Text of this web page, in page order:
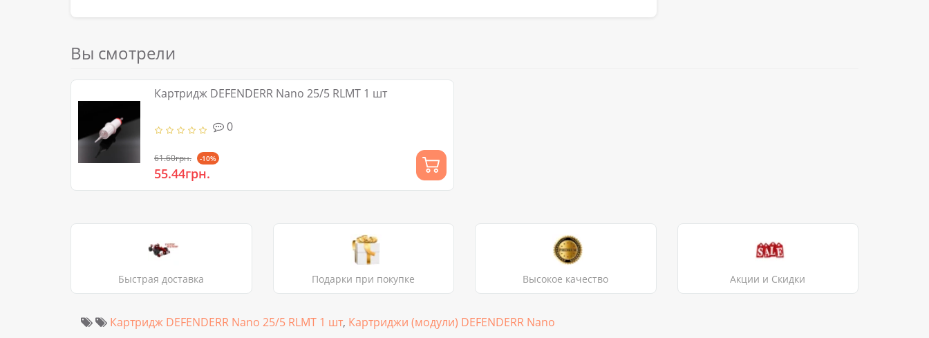
Вы смотрели
Картридж DEFENDERR Nano 25/5 RLMT 1 шт
0
61.60грн. -10%
55.44грн.
Быстрая доставка Подарки при покупке Высокое качество Акции и Скидки
Картридж DEFENDERR Nano 25/5 RLMT 1 шт, Картриджи (модули) DEFENDERR Nano